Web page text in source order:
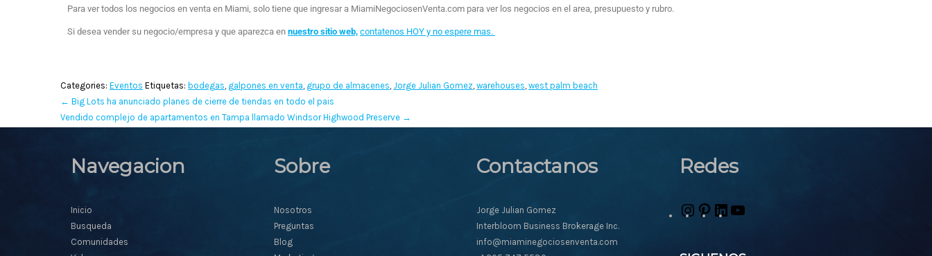
Para ver todos los negocios en venta en Miami, solo tiene que ingresar a MiamiNegociosenVenta.com para ver los negocios en el area, presupuesto y rubro.
Si desea vender su negocio/empresa y que aparezca en nuestro sitio web, contatenos HOY y no espere mas.
Categories: Eventos Etiquetas: bodegas galpones en venta grupo de almacenes Jorge Julian Gomez warehouses west palm beach
← Big Lots ha anunciado planes de cierre de tiendas en todo el pais
Vendido complejo de apartamentos en Tampa llamado Windsor Highwood Preserve →
Navegacion
Inicio
Busqueda
Comunidades
Sobre
Nosotros
Preguntas
Blog
Contactanos
Jorge Julian Gomez
Interbloom Business Brokerage Inc.
info@miaminegociosenventa.com
Redes